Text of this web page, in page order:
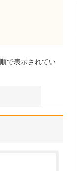
で表示されてい
を教えてください。